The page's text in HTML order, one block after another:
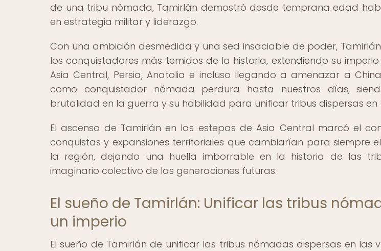
de una tribu nómada, Tamirlán demostró desde temprana edad
en estrategia militar y liderazgo.
Con una ambición desmedida y una sed insaciable de poder,
los conquistadores más temidos de la historia, extendiendo su
Asia Central, Persia, Anatolia e incluso llegando a amenazar a
como conquistador nómada perdura hasta nuestros días,
brutalidad en la guerra y su habilidad para unificar tribus dispersas en
El ascenso de Tamirlán en las estepas de Asia Central marcó el
conquistas y expansiones territoriales que cambiarían para siempre
la región, dejando una huella imborrable en la historia de las
imaginario colectivo de las generaciones futuras.
El sueño de Tamirlán: Unificar las tribus
un imperio
El sueño de Tamirlán de unificar las tribus nómadas dispersas en las